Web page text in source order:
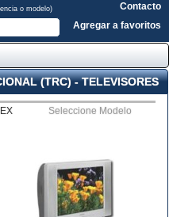
o modelo)
Contacto
Agregar a favoritos
(TRC) - TELEVISORES
Seleccione Modelo